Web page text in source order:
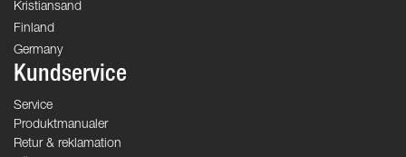
Kristiansand
Finland
Germany
Kundservice
Service
Produktmanualer
Retur & reklamation